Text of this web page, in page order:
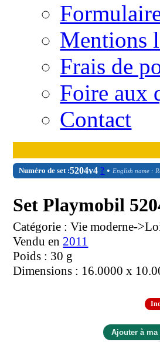
Mentions
Frais de
Foire aux
Contact
Numéro de set :5204v4 ? •English name :
Set Playmobil
Catégorie : Vie moderne-
Vendu en 2011
Poids : 30 g
Dimensions : 16.0000 x